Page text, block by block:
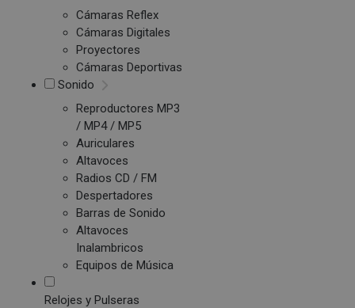
Cámaras Reflex
Cámaras Digitales
Proyectores
Cámaras Deportivas
Sonido
Reproductores MP3
/ MP4 / MP5
Auriculares
Altavoces
Radios CD / FM
Despertadores
Barras de Sonido
Altavoces
Inalambricos
Equipos de Música
Relojes y Pulseras